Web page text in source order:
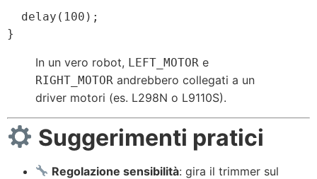
In un vero robot, LEFT_MOTOR e
RIGHT_MOTOR andrebbero collegati a un
driver motori (es. L298N o L9110S).
Suggerimenti pratici
Regolazione sensibilità: gira il trimmer sul